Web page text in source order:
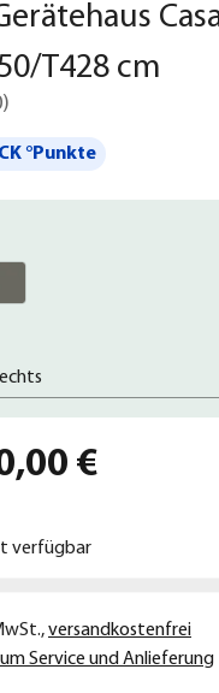
T428 cm
)
°Punkte
€
verfügbar
,versandkostenfrei
Service und Anlieferung